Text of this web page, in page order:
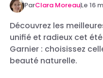
ParClara MoreauLe 16
Découvrez les
unifié et radieux cet
Garnier : choisissez
beauté naturelle.